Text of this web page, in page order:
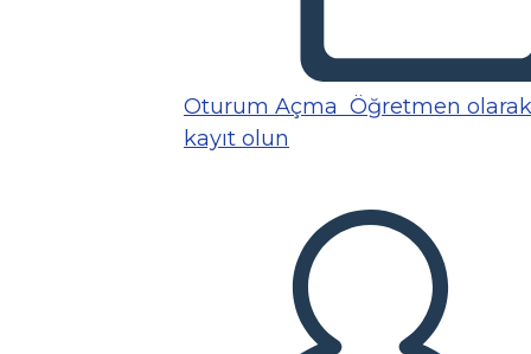
Oturum Açma Öğretmen olarak
kayıt olun